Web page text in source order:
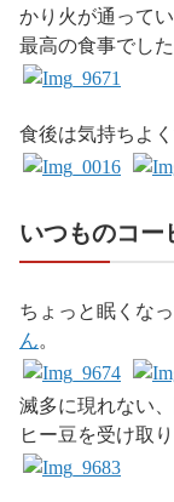
かり火が通ってい
最高の食事でし
食後は気持ちよ
いつものコー
ちょっと眠くな
ん。
滅多に現れない
ヒー豆を受け取り